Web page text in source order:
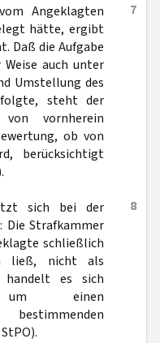
7
Angeklagten
hätte, ergibt
Daß die Aufgabe
auch unter
Umstellung des
steht der
von vornherein
ob von
berücksichtigt
8
sich bei der
Die Strafkammer
schließlich
ließ, nicht als
handelt es sich
um einen